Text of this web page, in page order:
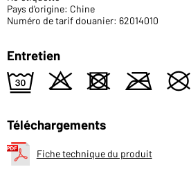
Pays d'origine: Chine
Numéro de tarif douanier: 62014010
Entretien
e o d m U
Téléchargements
Fiche technique du produit